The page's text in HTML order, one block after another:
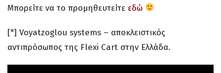
Μπορείτε να το προμηθευτείτε εδώ
[*] Voyatzoglou systems – αποκλειστικός
αντιπρόσωπος της Flexi Cart στην Ελλάδα.